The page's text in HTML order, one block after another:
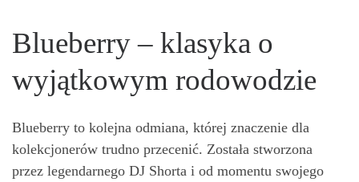
Blueberry – klasyka o
wyjątkowym rodowodzie
Blueberry to kolejna odmiana, której znaczenie dla
kolekcjonerów trudno przecenić. Została stworzona
przez legendarnego DJ Shorta i od momentu swojego